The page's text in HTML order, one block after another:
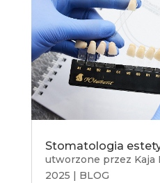
Stomatologia
utworzone przez Kaja
2025
BLOG